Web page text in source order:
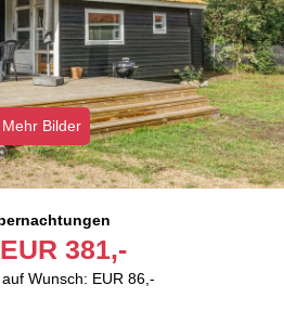
Mehr Bilder
EUR 381,-
Wunsch: EUR 86,-